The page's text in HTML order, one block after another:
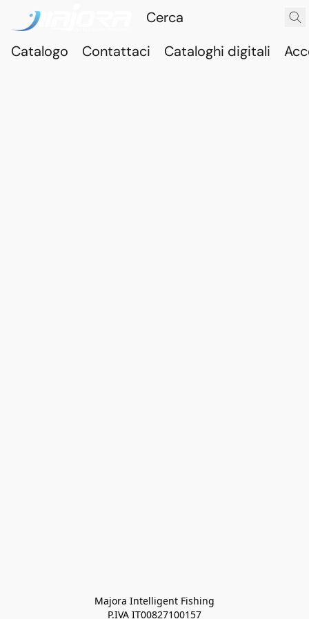
Catalogo Contattaci Cataloghi digitali
Majora Intelligent Fishing
P.IVA IT00827100157